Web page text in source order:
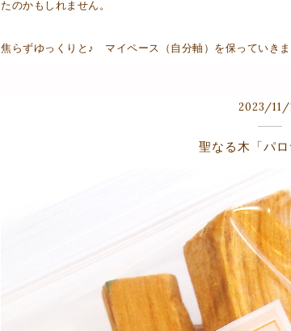
たのかもしれません。
焦らずゆっくりと♪ マイペース（自分軸）を保っていきま
2023/11 /
聖なる木「パロ